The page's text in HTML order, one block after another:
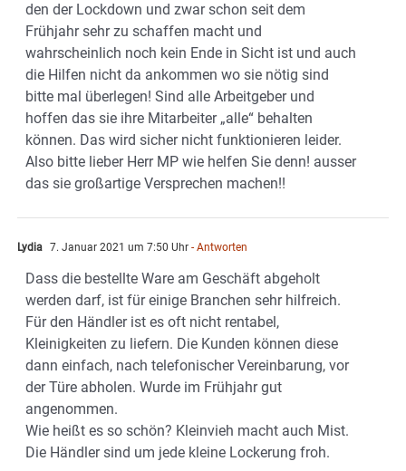
den der Lockdown und zwar schon seit dem
Frühjahr sehr zu schaffen macht und
wahrscheinlich noch kein Ende in Sicht ist und auch
die Hilfen nicht da ankommen wo sie nötig sind
bitte mal überlegen! Sind alle Arbeitgeber und
hoffen das sie ihre Mitarbeiter „alle“ behalten
können. Das wird sicher nicht funktionieren leider.
Also bitte lieber Herr MP wie helfen Sie denn! ausser
das sie großartige Versprechen machen!!
Lydia 7. Januar 2021 um 7:50 Uhr - Antworten
Dass die bestellte Ware am Geschäft abgeholt
werden darf, ist für einige Branchen sehr hilfreich.
Für den Händler ist es oft nicht rentabel,
Kleinigkeiten zu liefern. Die Kunden können diese
dann einfach, nach telefonischer Vereinbarung, vor
der Türe abholen. Wurde im Frühjahr gut
angenommen.
Wie heißt es so schön? Kleinvieh macht auch Mist.
Die Händler sind um jede kleine Lockerung froh.